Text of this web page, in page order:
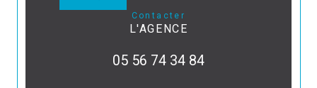
contacter
L'AGENCE
05 56 74 34 84